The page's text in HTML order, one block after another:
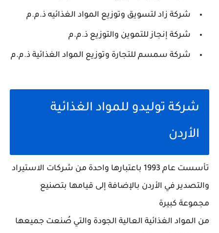
شركة زاد لتسويق وتوزيع المواد الغذائيه ذ.م.م
شركة إنجاز للتموين والتوزيع ذ.م.م
شركة سمسم للتجارة وتوزيع المواد الغذائية ذ.م.م
شركة توليدو للمواد الغذائية
الأردن
تأسست عام 1993 باعتبارها واحدة من شركات الاستيراد
والتصدير في الأردن بالإضافة إلى قيامها بتصنيع
مجموعة كبيرة
من المواد الغذائية العالية الجودة والتي صُنعت جميعها